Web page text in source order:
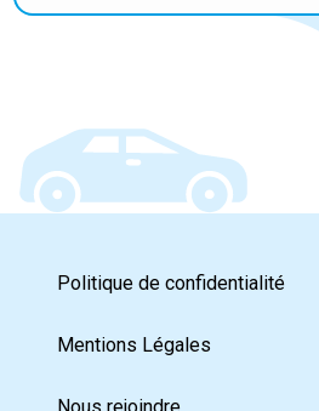
Politique de confidentialité
Mentions Légales